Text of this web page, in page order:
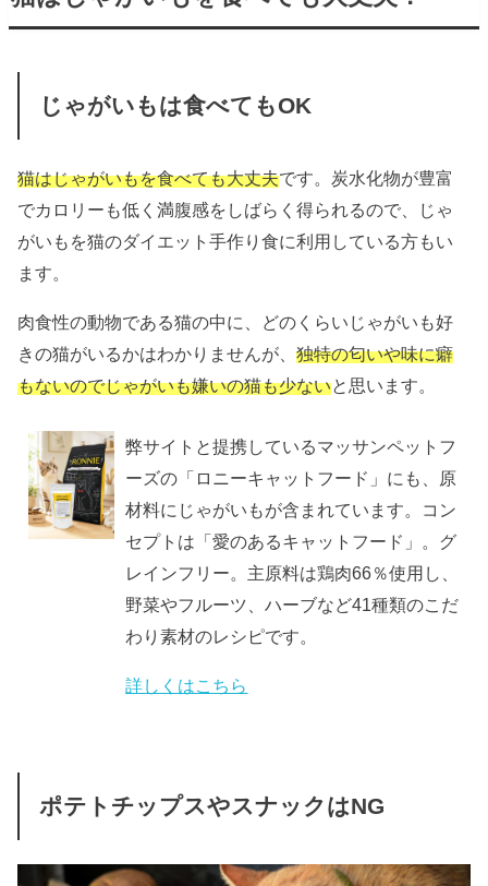
じゃがいもは食べてもOK
猫はじゃがいもを食べても大丈夫です。炭水化物が豊富
でカロリーも低く満腹感をしばらく得られるので、じゃ
がいもを猫のダイエット手作り食に利用している方もい
ます。
肉食性の動物である猫の中に、どのくらいじゃがいも好
きの猫がいるかはわかりませんが、独特の匂いや味に癖
もないのでじゃがいも嫌いの猫も少ないと思います。
弊サイトと提携しているマッサンペットフ
ーズの「ロニーキャットフード」にも、原
材料にじゃがいもが含まれています。コン
セプトは「愛のあるキャットフード」。グ
レインフリー。主原料は鶏肉66％使用し、
野菜やフルーツ、ハーブなど41種類のこだ
わり素材のレシピです。
詳しくはこちら
ポテトチップスやスナックはNG